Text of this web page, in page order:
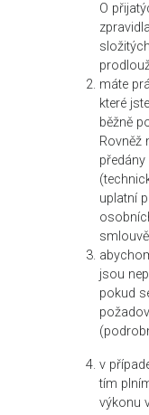
O
máte
které
běžně
Rovněž
uplatní
jsou
pokud
v
tím
výkonu